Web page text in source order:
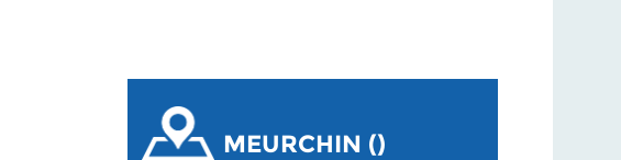
MEURCHIN ()